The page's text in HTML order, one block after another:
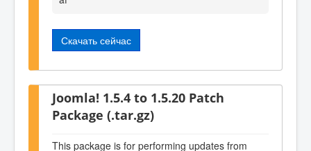
Скачать сейчас
Joomla! 1.5.4 to 1.5.20 Patch
Package (.tar.gz)
This package is for performing updates from